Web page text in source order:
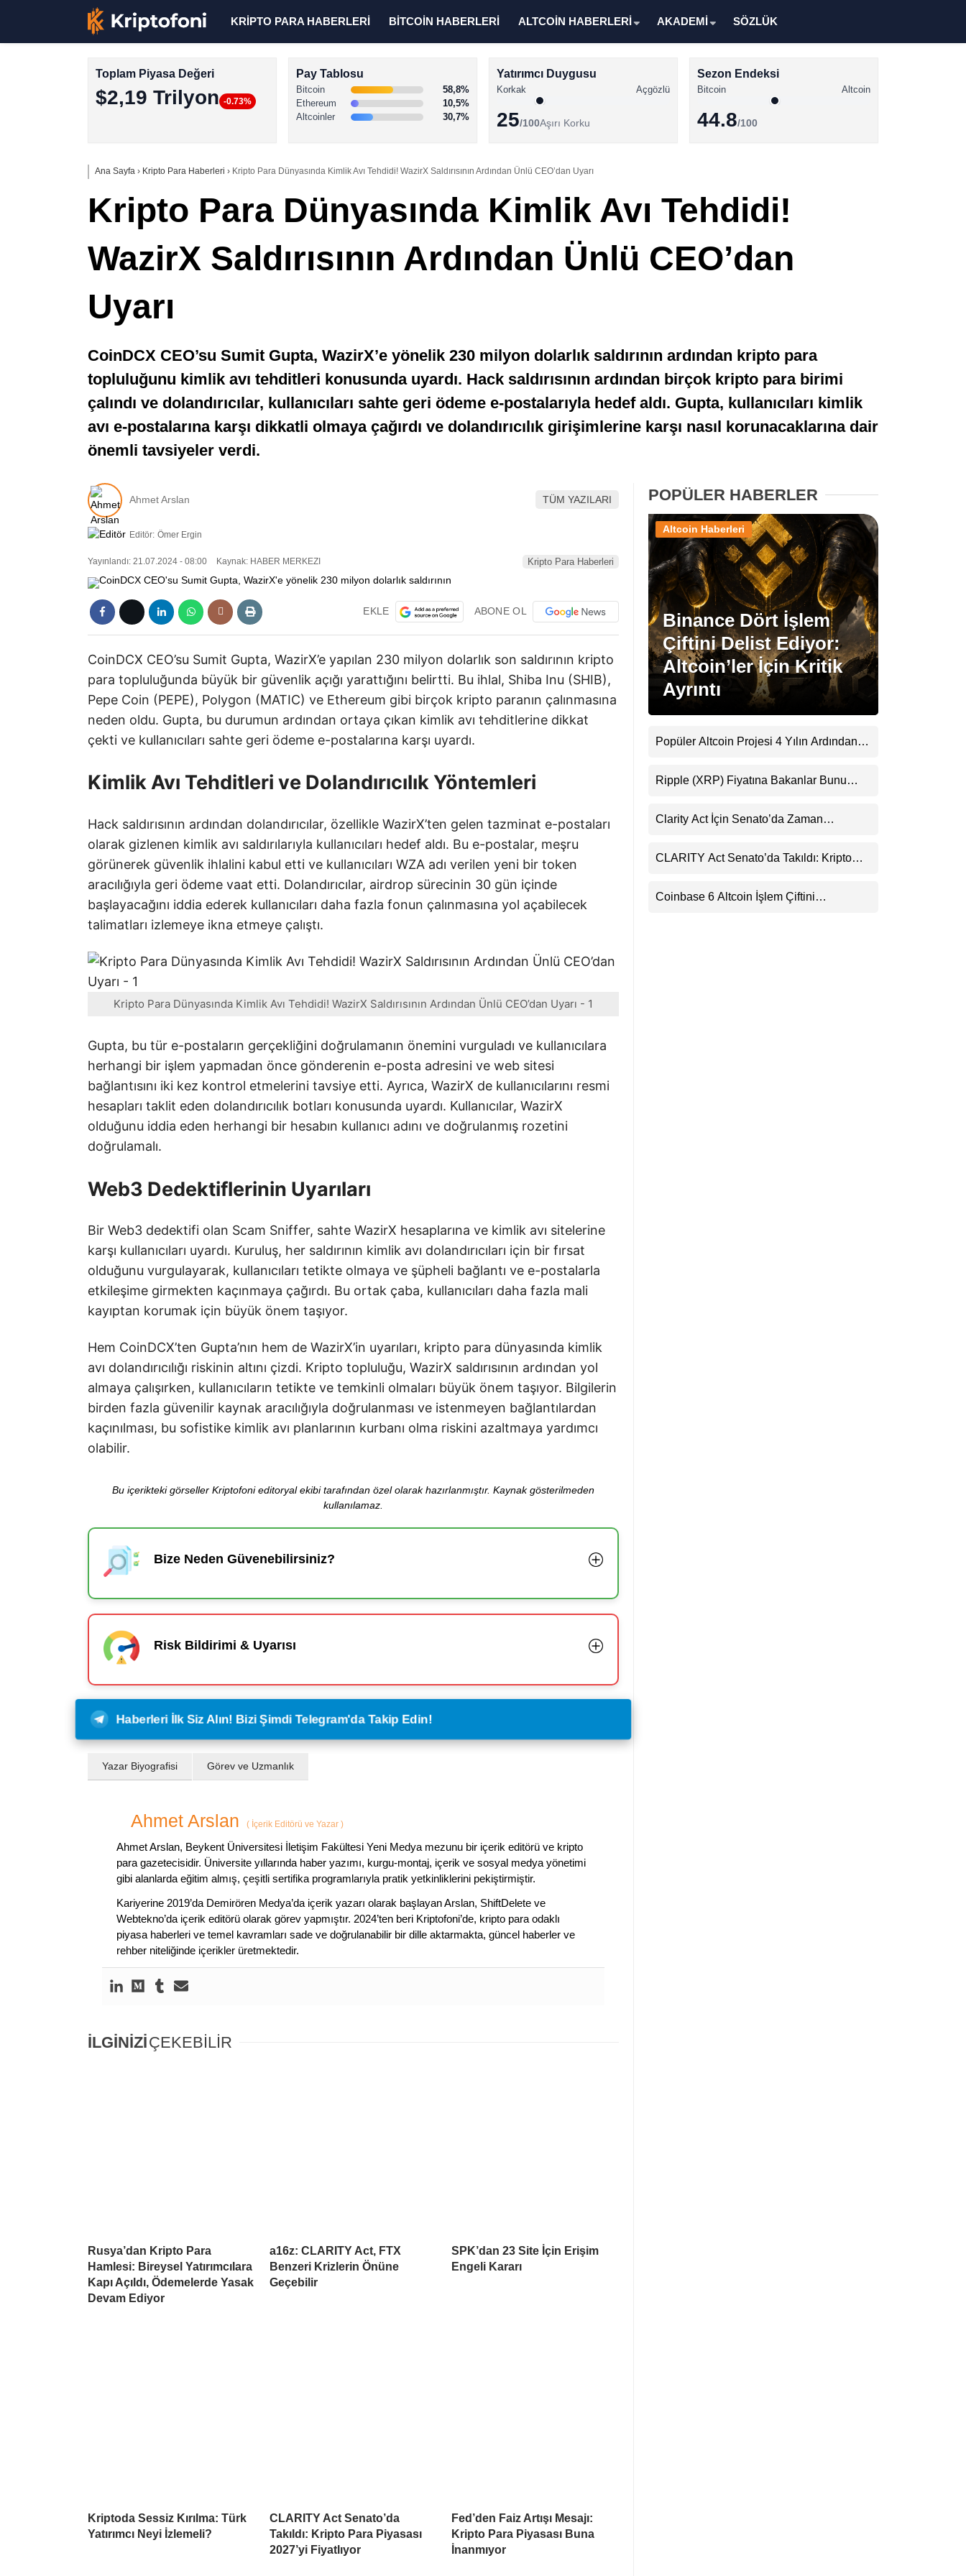
Instagram
Youtube
TikTok
Pinterest
LinkedIn
Telegram
KRİPTO PARA HABERLERİ BİTCOİN HABERLERİ ALTCOİN HABERLERİ AKADEMİ SÖZLÜK
Toplam Piyasa Değeri
$2,19 Trilyon -0.73%
Pay Tablosu
Bitcoin
58,8%
Ethereum
10,5%
Altcoinler
30,7%
Yatırımcı Duygusu
Korkak Açgözlü
25/100Aşırı Korku
Sezon Endeksi
Bitcoin Altcoin
44.8/100
Ana Sayfa › Kripto Para Haberleri › Kripto Para Dünyasında Kimlik Avı Tehdidi! WazirX Saldırısının Ardından Ünlü CEO’dan Uyarı
Kripto Para Dünyasında Kimlik Avı Tehdidi!
WazirX Saldırısının Ardından Ünlü CEO’dan
Uyarı
CoinDCX CEO’su Sumit Gupta, WazirX’e yönelik 230 milyon dolarlık saldırının ardından kripto para
topluluğunu kimlik avı tehditleri konusunda uyardı. Hack saldırısının ardından birçok kripto para birimi
çalındı ve dolandırıcılar, kullanıcıları sahte geri ödeme e-postalarıyla hedef aldı. Gupta, kullanıcıları kimlik
avı e-postalarına karşı dikkatli olmaya çağırdı ve dolandırıcılık girişimlerine karşı nasıl korunacaklarına dair
önemli tavsiyeler verdi.
Ahmet Arslan TÜM YAZILARI
Editör: Ömer Ergin
Yayınlandı: 21.07.2024 - 08:00 Kaynak: HABER MERKEZI Kripto Para Haberleri
EKLE ABONE OL
CoinDCX CEO’su Sumit Gupta, WazirX’e yapılan 230 milyon dolarlık son saldırının kripto
para topluluğunda büyük bir güvenlik açığı yarattığını belirtti. Bu ihlal, Shiba Inu (SHIB),
Pepe Coin (PEPE), Polygon (MATIC) ve Ethereum gibi birçok kripto paranın çalınmasına
neden oldu. Gupta, bu durumun ardından ortaya çıkan kimlik avı tehditlerine dikkat
çekti ve kullanıcıları sahte geri ödeme e-postalarına karşı uyardı.
Kimlik Avı Tehditleri ve Dolandırıcılık Yöntemleri
Hack saldırısının ardından dolandırıcılar, özellikle WazirX’ten gelen tazminat e-postaları
olarak gizlenen kimlik avı saldırılarıyla kullanıcıları hedef aldı. Bu e-postalar, meşru
görünerek güvenlik ihlalini kabul etti ve kullanıcıları WZA adı verilen yeni bir token
aracılığıyla geri ödeme vaat etti. Dolandırıcılar, airdrop sürecinin 30 gün içinde
başlayacağını iddia ederek kullanıcıları daha fazla fonun çalınmasına yol açabilecek
talimatları izlemeye ikna etmeye çalıştı.
Kripto Para Dünyasında Kimlik Avı Tehdidi! WazirX Saldırısının Ardından Ünlü CEO’dan Uyarı - 1
Gupta, bu tür e-postaların gerçekliğini doğrulamanın önemini vurguladı ve kullanıcılara
herhangi bir işlem yapmadan önce gönderenin e-posta adresini ve web sitesi
bağlantısını iki kez kontrol etmelerini tavsiye etti. Ayrıca, WazirX de kullanıcılarını resmi
hesapları taklit eden dolandırıcılık botları konusunda uyardı. Kullanıcılar, WazirX
olduğunu iddia eden herhangi bir hesabın kullanıcı adını ve doğrulanmış rozetini
doğrulamalı.
Web3 Dedektiflerinin Uyarıları
Bir Web3 dedektifi olan Scam Sniffer, sahte WazirX hesaplarına ve kimlik avı sitelerine
karşı kullanıcıları uyardı. Kuruluş, her saldırının kimlik avı dolandırıcıları için bir fırsat
olduğunu vurgulayarak, kullanıcıları tetikte olmaya ve şüpheli bağlantı ve e-postalarla
etkileşime girmekten kaçınmaya çağırdı. Bu ortak çaba, kullanıcıları daha fazla mali
kayıptan korumak için büyük önem taşıyor.
Hem CoinDCX’ten Gupta’nın hem de WazirX’in uyarıları, kripto para dünyasında kimlik
avı dolandırıcılığı riskinin altını çizdi. Kripto topluluğu, WazirX saldırısının ardından yol
almaya çalışırken, kullanıcıların tetikte ve temkinli olmaları büyük önem taşıyor. Bilgilerin
birden fazla güvenilir kaynak aracılığıyla doğrulanması ve istenmeyen bağlantılardan
kaçınılması, bu sofistike kimlik avı planlarının kurbanı olma riskini azaltmaya yardımcı
olabilir.
Bu içerikteki görseller Kriptofoni editoryal ekibi tarafından özel olarak hazırlanmıştır. Kaynak gösterilmeden
kullanılamaz.
Bize Neden Güvenebilirsiniz?
Risk Bildirimi & Uyarısı
Haberleri İlk Siz Alın! Bizi Şimdi Telegram'da Takip Edin!
Yazar Biyografisi Görev ve Uzmanlık
Ahmet Arslan ( İçerik Editörü ve Yazar )
Ahmet Arslan, Beykent Üniversitesi İletişim Fakültesi Yeni Medya mezunu bir içerik editörü ve kripto
para gazetecisidir. Üniversite yıllarında haber yazımı, kurgu-montaj, içerik ve sosyal medya yönetimi
gibi alanlarda eğitim almış, çeşitli sertifika programlarıyla pratik yetkinliklerini pekiştirmiştir.
Kariyerine 2019’da Demirören Medya’da içerik yazarı olarak başlayan Arslan, ShiftDelete ve
Webtekno’da içerik editörü olarak görev yapmıştır. 2024’ten beri Kriptofoni’de, kripto para odaklı
piyasa haberleri ve temel kavramları sade ve doğrulanabilir bir dille aktarmakta, güncel haberler ve
rehber niteliğinde içerikler üretmektedir.
İLGİNİZİÇEKEBİLİR
Rusya’dan Kripto Para
Hamlesi: Bireysel Yatırımcılara
Kapı Açıldı, Ödemelerde Yasak
Devam Ediyor
a16z: CLARITY Act, FTX
Benzeri Krizlerin Önüne
Geçebilir
SPK’dan 23 Site İçin Erişim
Engeli Kararı
Kriptoda Sessiz Kırılma: Türk
Yatırımcı Neyi İzlemeli?
CLARITY Act Senato’da
Takıldı: Kripto Para Piyasası
2027’yi Fiyatlıyor
Fed’den Faiz Artışı Mesajı:
Kripto Para Piyasası Buna
İnanmıyor
POPÜLER HABERLER
Binance Dört İşlem
Çiftini Delist Ediyor:
Altcoin’ler İçin Kritik
Ayrıntı
Altcoin Haberleri
Popüler Altcoin Projesi 4 Yılın Ardından
Uyarısı
Ripple (XRP) Fiyatına Bakanlar Bunu
Uyarı
Clarity Act İçin Senato’da Zaman
CLARITY Act Senato’da Takıldı: Kripto
Coinbase 6 Altcoin İşlem Çiftini